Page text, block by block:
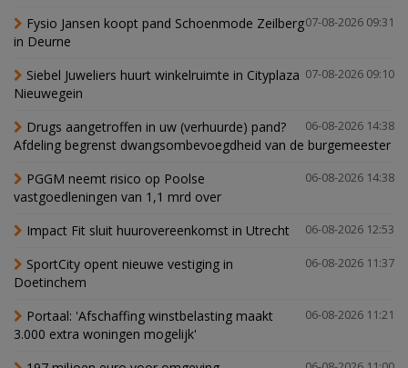
07-08-2026 09:31
Fysio Jansen koopt pand Schoenmode Zeilberg
in Deurne
07-08-2026 09:10
Siebel Juweliers huurt winkelruimte in Cityplaza
Nieuwegein
06-08-2026 14:38
Drugs aangetroffen in uw (verhuurde) pand?
Afdeling begrenst dwangsombevoegdheid van de burgemeester
06-08-2026 14:38
PGGM neemt risico op Poolse
vastgoedleningen van 1,1 mrd over
06-08-2026 12:53
Impact Fit sluit huurovereenkomst in Utrecht
06-08-2026 11:37
SportCity opent nieuwe vestiging in
Doetinchem
06-08-2026 11:21
Portaal: 'Afschaffing winstbelasting maakt
3.000 extra woningen mogelijk'